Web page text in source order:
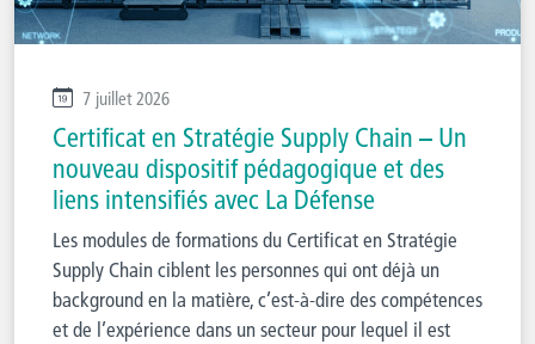
7 juillet 2026
Certificat en Stratégie Supply Chain – Un
nouveau dispositif pédagogique et des
liens intensifiés avec La Défense
Les modules de formations du Certificat en Stratégie
Supply Chain ciblent les personnes qui ont déjà un
background en la matière, c’est-à-dire des compétences
et de l’expérience dans un secteur pour lequel il est